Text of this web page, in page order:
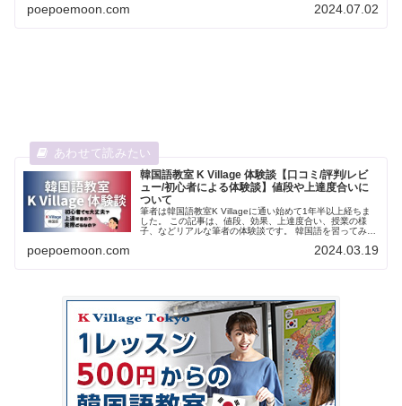
poepoemoon.com 2024.07.02
韓国語教室 K Village 体験談【口コミ/評判/レビ
ュー/初心者による体験談】値段や上達度合いに
ついて
筆者は韓国語教室K Villageに通い始めて1年半以上経ちま
した。 この記事は、値段、効果、上達度合い、授業の様
子、などリアルな筆者の体験談です。 韓国語を習ってみた
poepoemoon.com 2024.03.19